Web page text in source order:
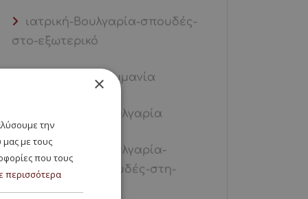
ιατρική-Βουλγαρία-σπουδές-
στο-εξωτερικό
ιατρική-στη Ρουμανία
ιατρική-στη-Βουλγαρία
ιατρική-στη-Βουλγαρία-
εισαγωγή 100-σπουδές-στη-
×
την
μας με τους
που τους
περισσότερα